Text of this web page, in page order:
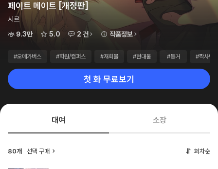
페이트 메이트 [개정판]
시르
9.3만
5.0 2 건 작품정보
#오메가버스 #학원/캠퍼스 #재회물 #현대물 #동거 #짝사랑
첫 화 무료보기
대여 소장
80개 선택 구매 회차순